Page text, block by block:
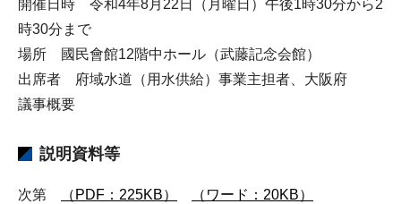
開催日時 令和4年8月22日（月曜日）午後1時30分から2
時30分まで
場所 國民會館12階中ホール（武藤記念会館）
出席者 府域水道（用水供給）事業主担者、大阪府
議事概要
説明資料等
次第 （PDF：225KB） （ワード：20KB）